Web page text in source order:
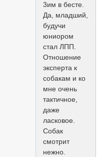
3им в бесте.
Да, младший,
будучи
юниором
стал ЛПП.
Отношение
эксперта к
собакам и ко
мне очень
тактичное,
даже
ласковое.
Собак
смотрит
нежно.